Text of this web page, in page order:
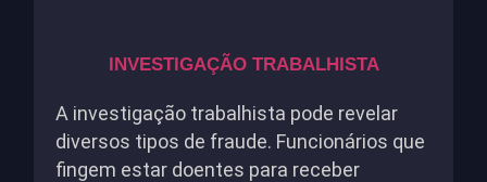
INVESTIGAÇÃO TRABALHISTA
A investigação trabalhista pode revelar
diversos tipos de fraude. Funcionários que
fingem estar doentes para receber